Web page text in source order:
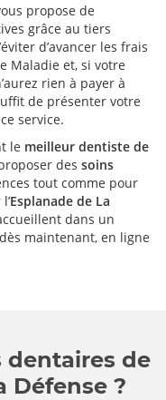
propose de
grâce au tiers
d’avancer les frais
Maladie et, si votre
rien à payer à
de présenter votre
service.
le meilleur dentiste de
des soins
tout comme pour
Esplanade de La
dans un
maintenant, en ligne
dentaires de
Défense ?